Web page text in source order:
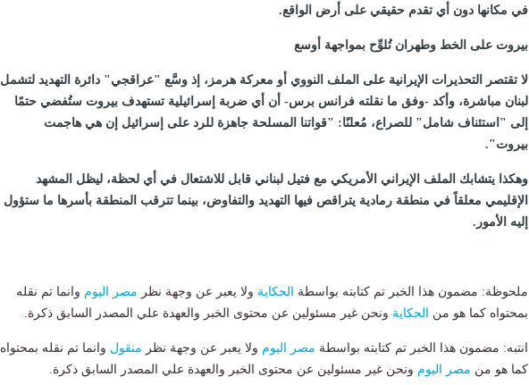
في مكانها دون أي تقدم حقيقي على أرض الواقع.
بيروت على الخط وطهران تُلوِّح بمواجهة أوسع
لا تقتصر التحذيرات الإيرانية على الملف النووي أو معركة هرمز، إذ وسَّع "عراقجي" دائرة التهديد لتشمل
لبنان مباشرة، وأكد -وفق ما نقلته فرانس برس- أن أي ضربة إسرائيلية تستهدف بيروت ستُفضي حتمًا
إلى "استئناف شامل" للصراع، مُعلنًا: "قواتنا المسلحة جاهزة للرد على إسرائيل إن هي هاجمت
بيروت".
وهكذا يتشابك الملف الإيراني الأمريكي مع فتيل لبناني قابل للاشتعال في أي لحظة، ليظل المشهد
الإقليمي معلقاً في منطقة رمادية يتراقص فيها التهديد والتفاوض، بينما تترقب المنطقة بأسرها ما ستؤول
إليه الأمور.
ملحوظة: مضمون هذا الخبر تم كتابته بواسطة الحكاية ولا يعبر عن وجهة نظر مصر اليوم وانما تم نقله
بمحتواه كما هو من
الحكاية ونحن غير مسئولين عن محتوى الخبر والعهدة علي المصدر السابق ذكرة.
انتبه: مضمون هذا الخبر تم كتابته بواسطة مصر اليوم ولا يعبر عن وجهة نظر منقول وانما تم نقله بمحتواه
كما هو من مصر اليوم ونحن غير مسئولين عن محتوى الخبر والعهدة علي المصدر السابق ذكرة.